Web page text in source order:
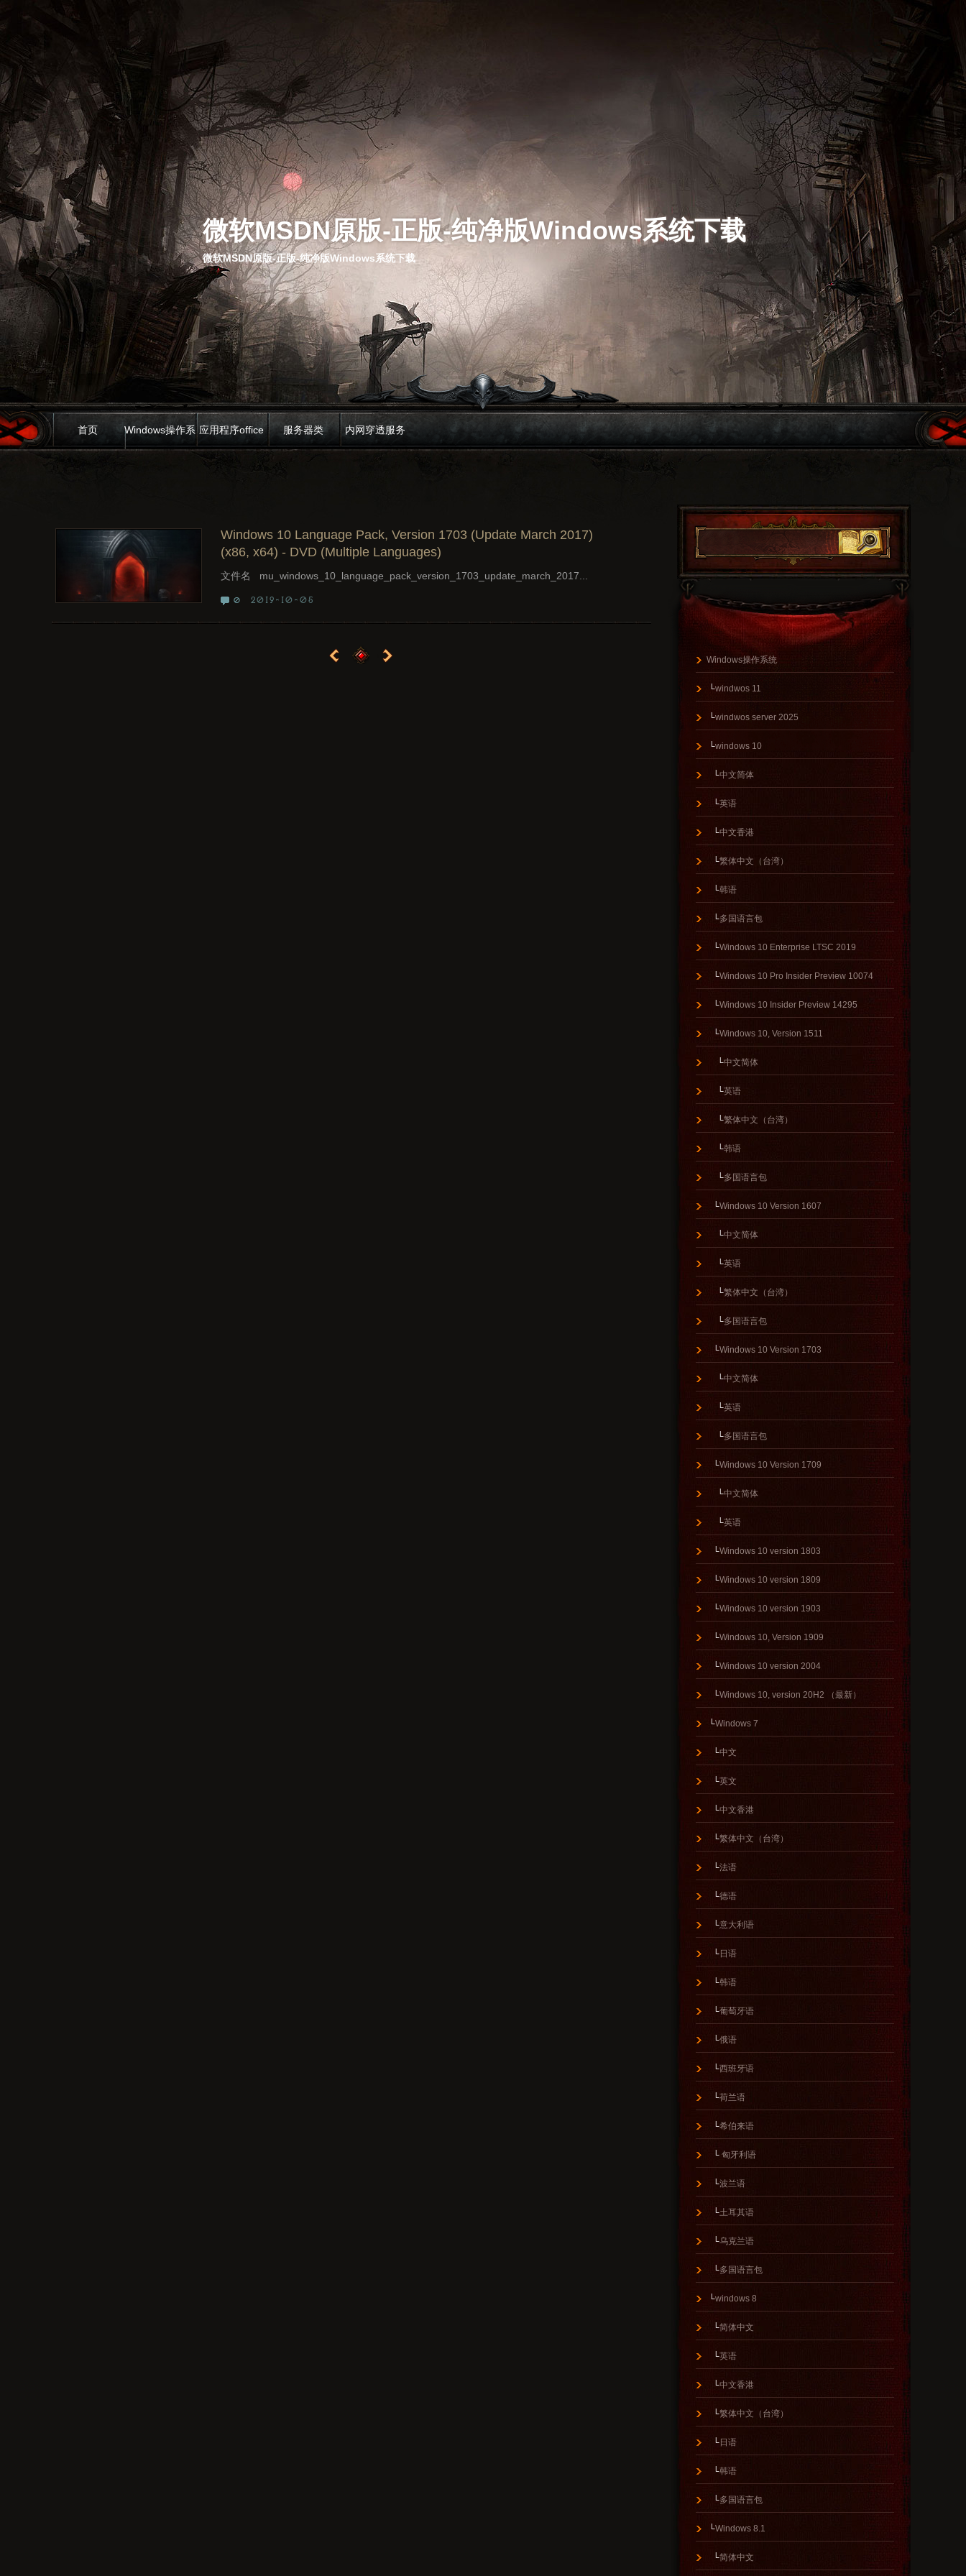
微软MSDN原版-正版-纯净版Windows系统下载
微软MSDN原版-正版-纯净版Windows系统下载
首页 Windows操作系 应用程序office 服务器类 内网穿透服务
Windows 10 Language Pack, Version 1703 (Update March 2017)
(x86, x64) - DVD (Multiple Languages)
文件名 mu_windows_10_language_pack_version_1703_update_march_2017...
0 2019-10-05
Windows操作系统
└windwos 11
└windwos server 2025
└windows 10
└中文简体
└英语
└中文香港
└繁体中文（台湾）
└韩语
└多国语言包
└Windows 10 Enterprise LTSC 2019
└Windows 10 Pro Insider Preview 10074
└Windows 10 Insider Preview 14295
└Windows 10, Version 1511
└中文简体
└英语
└繁体中文（台湾）
└韩语
└多国语言包
└Windows 10 Version 1607
└中文简体
└英语
└繁体中文（台湾）
└多国语言包
└Windows 10 Version 1703
└中文简体
└英语
└多国语言包
└Windows 10 Version 1709
└中文简体
└英语
└Windows 10 version 1803
└Windows 10 version 1809
└Windows 10 version 1903
└Windows 10, Version 1909
└Windows 10 version 2004
└Windows 10, version 20H2 （最新）
└Windows 7
└中文
└英文
└中文香港
└繁体中文（台湾）
└法语
└德语
└意大利语
└ 日语
└韩语
└葡萄牙语
└俄语
└西班牙语
└荷兰语
└希伯来语
└ 匈牙利语
└波兰语
└土耳其语
└乌克兰语
└多国语言包
└windows 8
└简体中文
└英语
└中文香港
└繁体中文（台湾）
└ 日语
└韩语
└多国语言包
└Windows 8.1
└简体中文